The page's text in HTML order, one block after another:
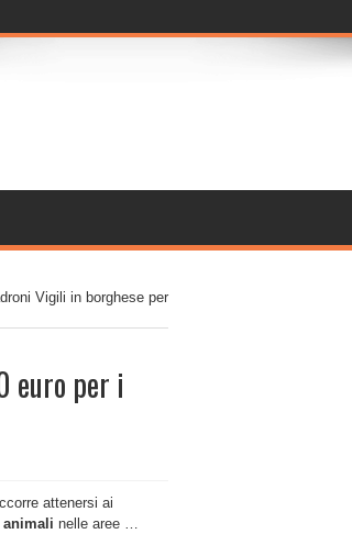
Vigili in borghese per
euro per i
attenersi ai
animali nelle aree …